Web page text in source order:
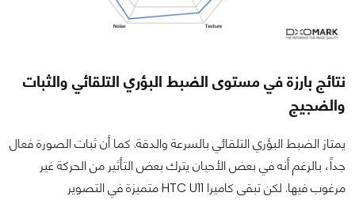
نتائج بارزة في مستوى الضبط البؤري التلقائي والثبات
والضجيج
يمتاز الضبط البؤري التلقائي بالسرعة والدقة. كما أن ثبات الصورة فعال
جداً، بالرغم أنه في بعض الأحيان يترك بعض التأثير من الحركة غير
مرغوب فيها. لكن تبقى كاميرا HTC U11 متميزة في التصوير